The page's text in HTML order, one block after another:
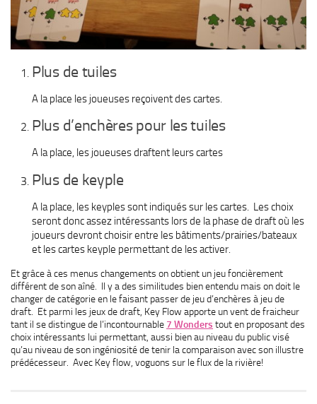
Plus de tuiles
A la place les joueuses reçoivent des cartes.
Plus d’enchères pour les tuiles
A la place, les joueuses draftent leurs cartes
Plus de keyple
A la place, les keyples sont indiqués sur les cartes. Les choix
seront donc assez intéressants lors de la phase de draft où les
joueurs devront choisir entre les bâtiments/prairies/bateaux
et les cartes keyple permettant de les activer.
Et grâce à ces menus changements on obtient un jeu foncièrement
différent de son aîné. Il y a des similitudes bien entendu mais on doit le
changer de catégorie en le faisant passer de jeu d’enchères à jeu de
draft. Et parmi les jeux de draft, Key Flow apporte un vent de fraicheur
tant il se distingue de l’incontournable 7 Wonders tout en proposant des
choix intéressants lui permettant, aussi bien au niveau du public visé
qu’au niveau de son ingéniosité de tenir la comparaison avec son illustre
prédécesseur. Avec Key flow, voguons sur le flux de la rivière!